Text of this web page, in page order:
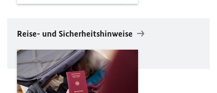
Reise- und Sicherheitshinweise